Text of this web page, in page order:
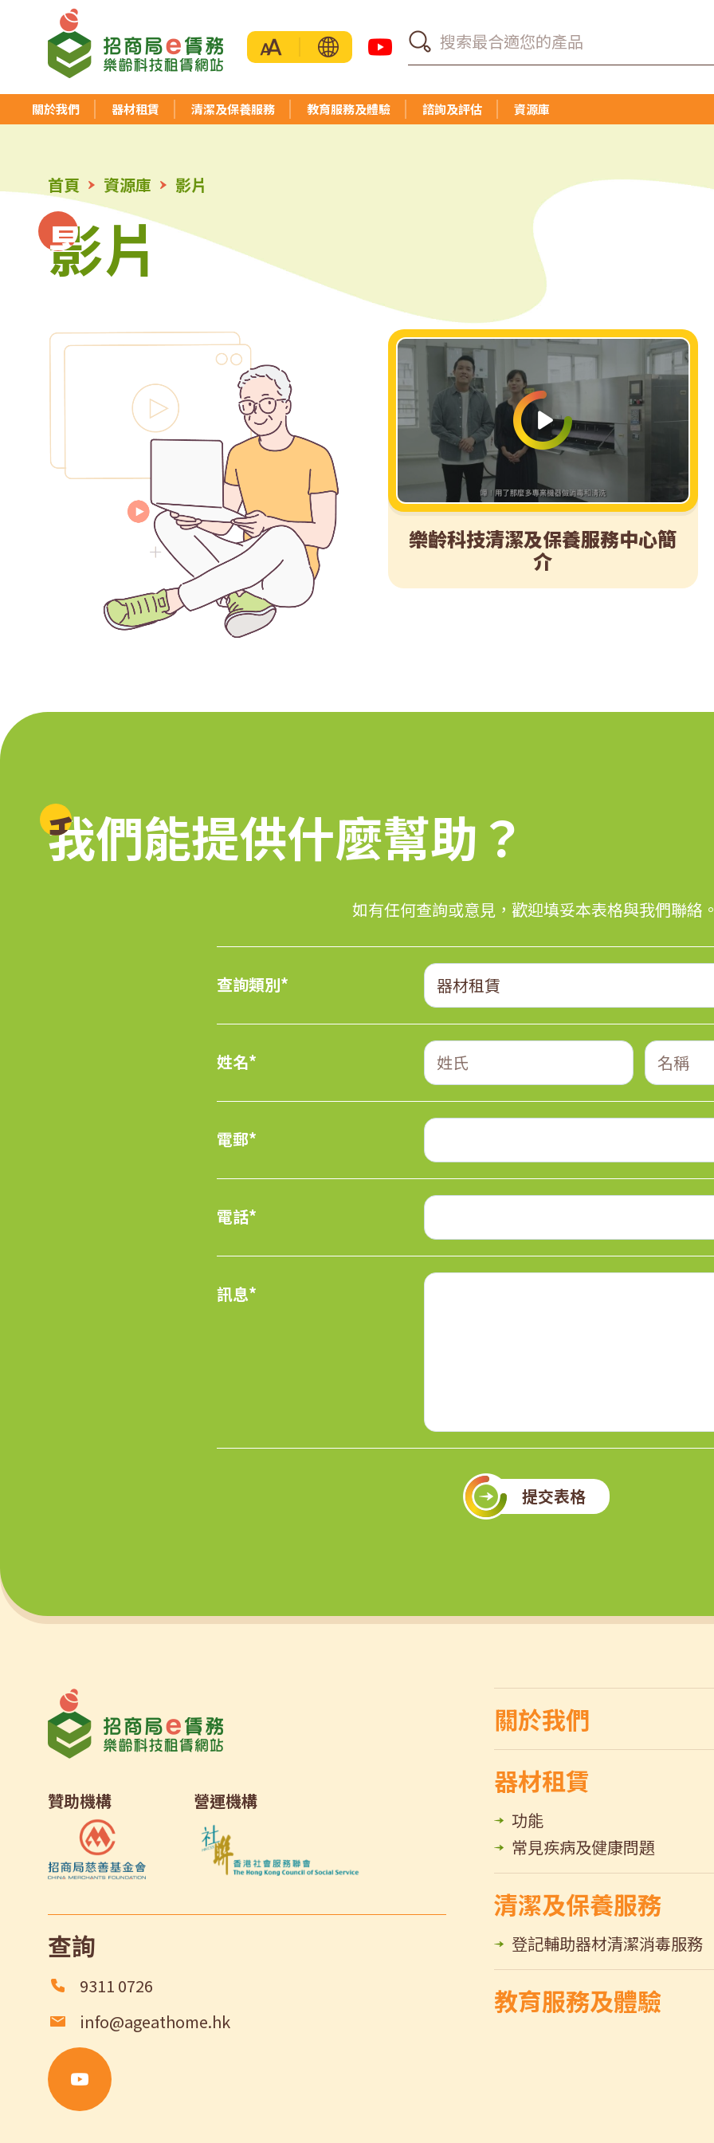
招
商
局
「e
賃
務」
樂
租
賃
系
關於我們 器材租賃 清潔及保養服務 教育服務及體驗 諮詢及評估 資源庫
首頁 資源庫 影片
影片
影片
樂齡科技清潔及保養服務中心簡
介
我們能提供什麼幫助？
我們能提供什麼幫助？
如有任何查詢或意見，歡迎填妥本表格與我們聯絡
查詢類別*
姓名*
電郵*
電話*
訊息*
提交表格
贊助機構 營運機構
查詢
9311 0726
info@ageathome.hk
關於我們
器材租賃
功能
常見疾病及健康問題
清潔及保養服務
登記輔助器材清潔消毒服務
教育服務及體驗